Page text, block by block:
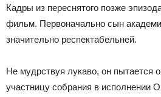
Кадры из переснятого позже
фильм. Первоначально сын
значительно респектабельней.
Не мудрствуя лукаво, он пытается
участницу собрания в исполнении